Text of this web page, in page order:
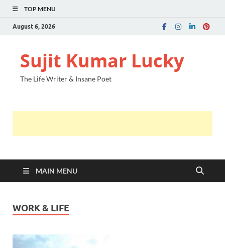
TOP MENU
August 6, 2026
Sujit Kumar Lucky
The Life Writer & Insane Poet
MAIN MENU
WORK & LIFE